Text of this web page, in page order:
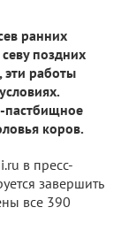
ранних
поздних
эти работы
пастбищное
коров.
в пресс-
завершить
все 390